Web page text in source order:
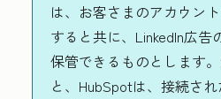
は、お客さまのアカウン
すると共に、LinkedIn広告
保管できるものとします
と、HubSpotは、接続さ